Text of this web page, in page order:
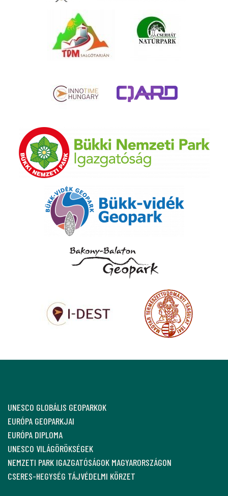
UNESCO GLOBÁLIS GEOPARKOK
EURÓPA GEOPARKJAI
EURÓPA DIPLOMA
UNESCO VILÁGÖRÖKSÉGEK
NEMZETI PARK IGAZGATÓSÁGOK MAGYARORSZÁGON
CSERES-HEGYSÉG TÁJVÉDELMI KÖRZET